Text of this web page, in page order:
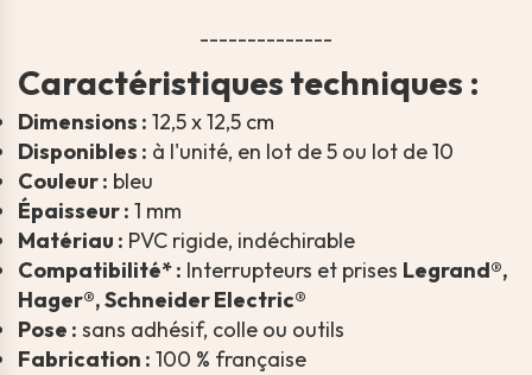
--------------
Caractéristiques techniques :
Dimensions : 12,5 x 12,5 cm
Disponibles : à l'unité, en lot de 5 ou lot de 10
Couleur : bleu
Épaisseur : 1 mm
Matériau : PVC rigide, indéchirable
Compatibilité* : Interrupteurs et prises Legrand®,
Hager®, Schneider Electric®
Pose : sans adhésif, colle ou outils
Fabrication : 100 % française